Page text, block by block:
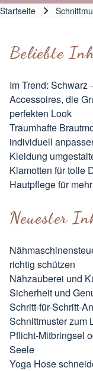
Startseite
Beliebte
Im Trend: Schwarz
Accessoires, die
perfekten Look
Traumhafte
individuell
Kleidung
Klamotten für tolle
Hautpflege für
Neuester
richtig schützen
Nähzauberei und
Sicherheit und
Schritt-für-Schritt-
Schnittmuster zum
Pflicht-Mitbringsel
Seele
Yoga Hose